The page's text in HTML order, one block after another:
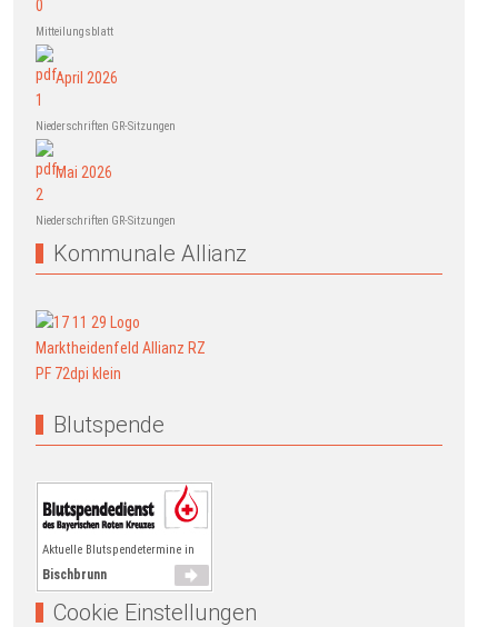
Mitteilungsblatt
April 2026
Niederschriften GR-Sitzungen
Mai 2026
Niederschriften GR-Sitzungen
Kommunale Allianz
Blutspende
Aktuelle Blutspendetermine in
Bischbrunn
Cookie Einstellungen